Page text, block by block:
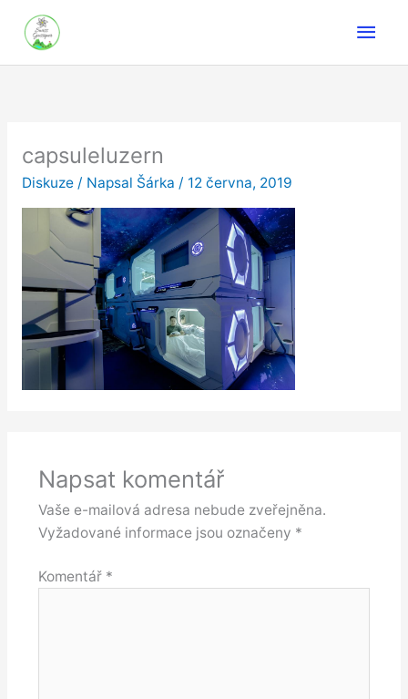
Přeskočit
obsah
capsuleluzern
Diskuze / Napsal Šárka / 12 června, 2019
Napsat komentář
Vaše e-mailová adresa nebude zveřejněna.
Vyžadované informace jsou označeny *
Komentář *